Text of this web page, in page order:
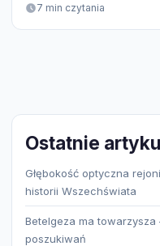
7 min czytania
Ostatnie
Głębokość optyczna
historii Wszechświata
Betelgeza ma towarzysza
poszukiwań